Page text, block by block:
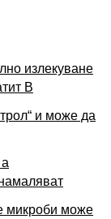
излекуване
B
и може да
микроби може